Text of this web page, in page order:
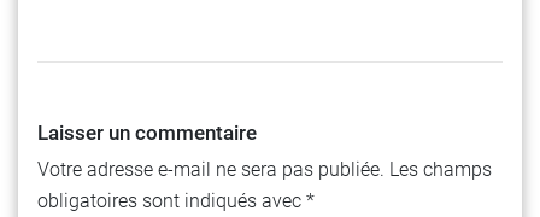
Laisser un commentaire
Votre adresse e-mail ne sera pas publiée. Les champs
obligatoires sont indiqués avec *